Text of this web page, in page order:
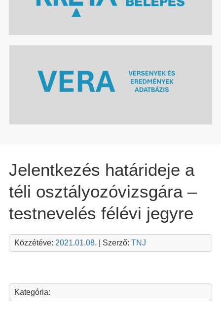
Jelentkezés határideje a
téli osztályozóvizsgára –
testnevelés félévi jegyre
Közzétéve: 2021.01.08. | Szerző: TNJ
Kategória: